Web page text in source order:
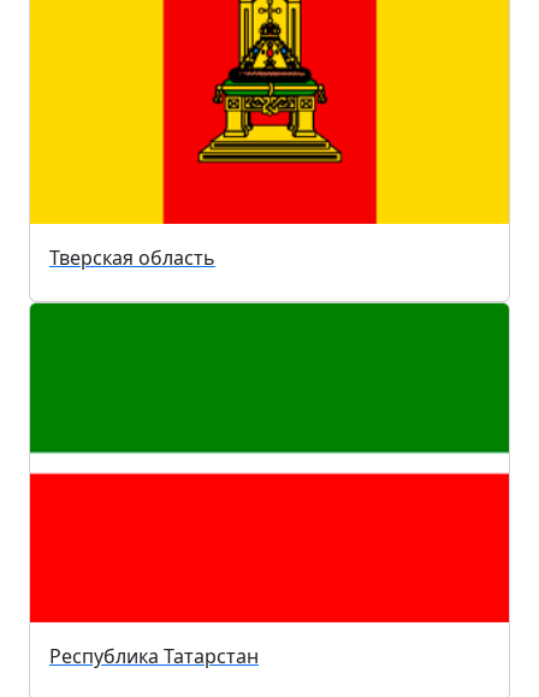
Тверская область
Республика Татарстан